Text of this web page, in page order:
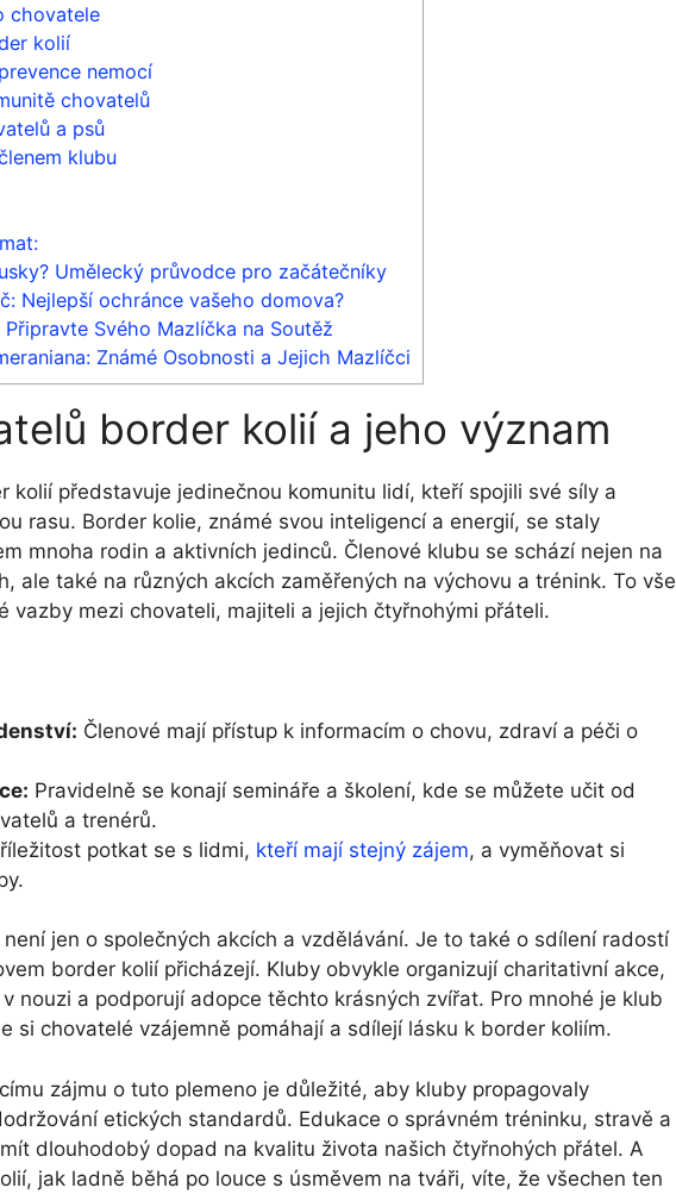
chovatele
kolií
nemocí
chovatelů
a psů
klubu
Umělecký průvodce pro začátečníky
Nejlepší ochránce vašeho domova?
Svého Mazlíčka na Soutěž
Známé Osobnosti a Jejich Mazlíčci
border kolií a jeho význam
kolií představuje jedinečnou komunitu lidí, kteří spojili své síly a
rasu. Border kolie, známé svou inteligencí a energií, se staly
mnoha rodin a aktivních jedinců. Členové klubu se schází nejen na
ale také na různých akcích zaměřených na výchovu a trénink. To vše
vazby mezi chovateli, majiteli a jejich čtyřnohými přáteli.
Členové mají přístup k informacím o chovu, zdraví a péči o
Pravidelně se konají semináře a školení, kde se můžete učit od
a trenérů.
potkat se s lidmi, kteří mají stejný zájem, a vyměňovat si
jen o společných akcích a vzdělávání. Je to také o sdílení radostí
border kolií přicházejí. Kluby obvykle organizují charitativní akce,
nouzi a podporují adopce těchto krásných zvířat. Pro mnohé je klub
si chovatelé vzájemně pomáhají a sdílejí lásku k border koliím.
zájmu o tuto plemeno je důležité, aby kluby propagovaly
etických standardů. Edukace o správném tréninku, stravě a
dlouhodobý dopad na kvalitu života našich čtyřnohých přátel. A
jak ladně běhá po louce s úsměvem na tváři, víte, že všechen ten